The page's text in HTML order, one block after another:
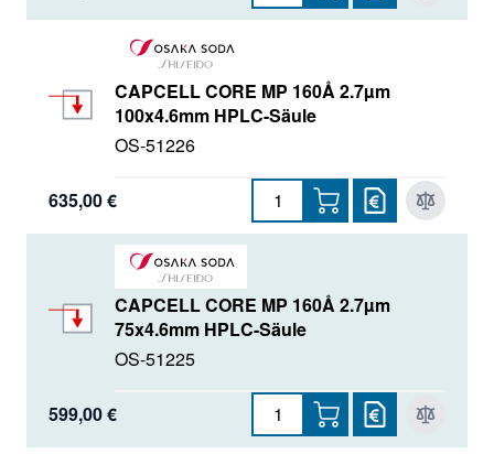
CAPCELL CORE MP 160Å 2.7µm
100x4.6mm HPLC-Säule
OS-51226
635,00 €
CAPCELL CORE MP 160Å 2.7µm
75x4.6mm HPLC-Säule
OS-51225
599,00 €